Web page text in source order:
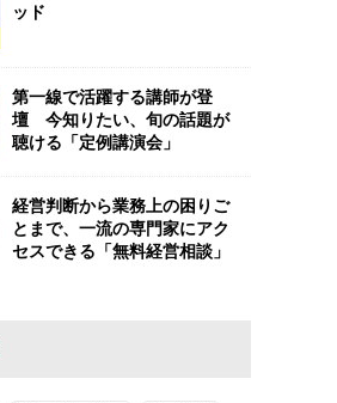
ッド
第一線で活躍する講師が登
壇 今知りたい、旬の話題が
聴ける「定例講演会」
経営判断から業務上の困りご
とまで、一流の専門家にアク
セスできる「無料経営相談」